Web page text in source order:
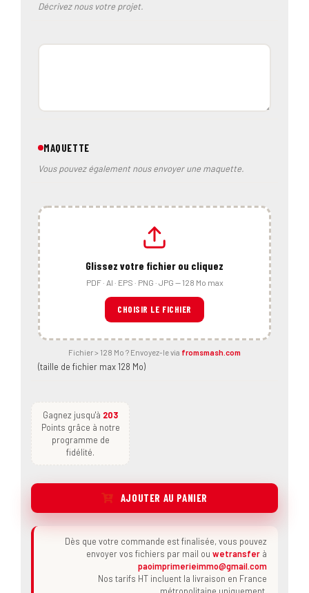
Décrivez nous votre projet.
MAQUETTE
Vous pouvez également nous envoyer une maquette.
Glissez votre fichier ou cliquez
PDF · AI · EPS · PNG · JPG — 128 Mo max
CHOISIR LE FICHIER
Fichier > 128 Mo ? Envoyez-le via fromsmash.com
(taille de fichier max 128 Mo)
Gagnez jusqu'à 203
Points grâce à notre
programme de
fidélité.
AJOUTER AU PANIER
Dès que votre commande est finalisée, vous pouvez
envoyer vos fichiers par mail ou wetransfer à
paoimprimerieimmo@gmail.com
Nos tarifs HT incluent la livraison en France